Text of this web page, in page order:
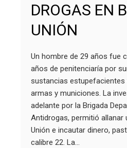
DROGAS EN
UNIÓN
Un hombre de 29 años fue
años de penitenciaría por
sustancias
armas y municiones. La
adelante por la Brigada
Antidrogas, permitió allanar
Unión e incautar dinero,
calibre 22. La…